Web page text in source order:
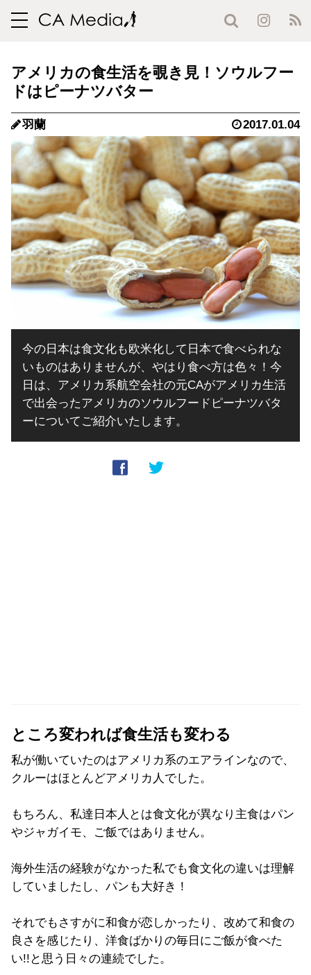
toggle
アメリカの食生活を覗き見！ソウルフー
ドはピーナツバター
羽蘭 2017.01.04
今の日本は食文化も欧米化して日本で食べられな
いものはありませんが、やはり食べ方は色々！今
日は、アメリカ系航空会社の元CAがアメリカ生活
で出会ったアメリカのソウルフードピーナツバタ
ーについてご紹介いたします。
ところ変われば食生活も変わる
私が働いていたのはアメリカ系のエアラインなので、
クルーはほとんどアメリカ人でした。
もちろん、私達日本人とは食文化が異なり主食はパン
やジャガイモ、ご飯ではありません。
海外生活の経験がなかった私でも食文化の違いは理解
していましたし、パンも大好き！
それでもさすがに和食が恋しかったり、改めて和食の
良さを感じたり、洋食ばかりの毎日にご飯が食べた
い!!と思う日々の連続でした。